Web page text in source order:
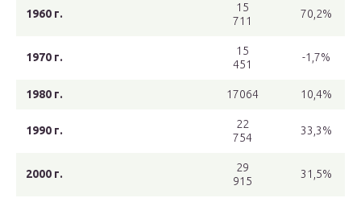
1960 г.
15
711
70,2%
1970 г.
15
451
-1,7%
1980 г. 17064 10,4%
1990 г.
22
754
33,3%
2000 г.
29
915
31,5%